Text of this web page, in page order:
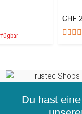
CHF
Du hast